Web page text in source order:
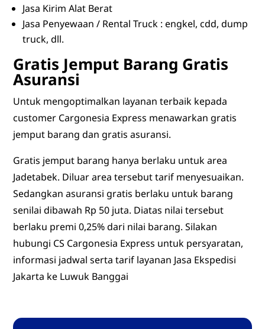
Jasa Kirim Alat Berat
Jasa Penyewaan / Rental Truck : engkel, cdd, dump
truck, dll.
Gratis Jemput Barang Gratis
Asuransi
Untuk mengoptimalkan layanan terbaik kepada
customer Cargonesia Express menawarkan gratis
jemput barang dan gratis asuransi.
Gratis jemput barang hanya berlaku untuk area
Jadetabek. Diluar area tersebut tarif menyesuaikan.
Sedangkan asuransi gratis berlaku untuk barang
senilai dibawah Rp 50 juta. Diatas nilai tersebut
berlaku premi 0,25% dari nilai barang. Silakan
hubungi CS Cargonesia Express untuk persyaratan,
informasi jadwal serta tarif layanan Jasa Ekspedisi
Jakarta ke Luwuk Banggai